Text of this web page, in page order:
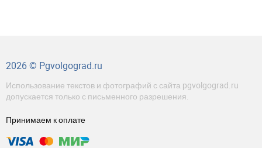
2026 © Pgvolgograd.ru
Использование текстов и фотографий с сайта pgvolgograd.ru
допускается только с письменного разрешения.
Принимаем к оплате